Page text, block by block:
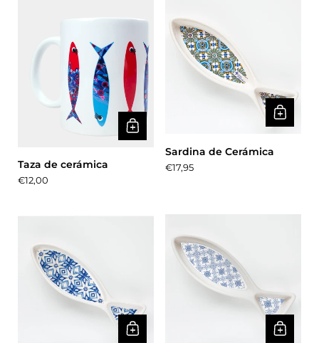
Taza de cerámica
Precio:
€12,00
Sardina de Cerámica
Precio:
€17,95